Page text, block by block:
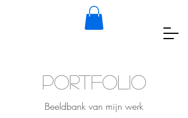
Portfolio
Beeldbank van mijn werk